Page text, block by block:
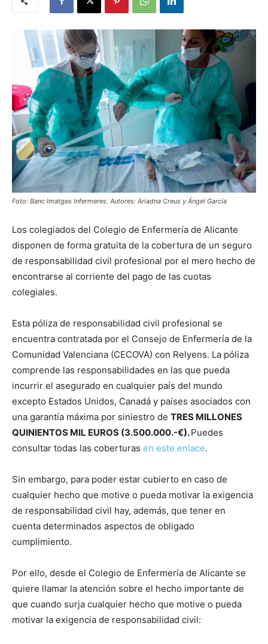
Foto: Banc Imatges Infermeres. Autores: Ariadna Creus y Ángel García
Los colegiados del Colegio de Enfermería de Alicante
disponen de forma gratuita de la cobertura de un seguro
de responsabilidad civil profesional por el mero hecho de
encontrarse al corriente del pago de las cuotas
colegiales.
Esta póliza de responsabilidad civil profesional se
encuentra contratada por el Consejo de Enfermería de la
Comunidad Valenciana (CECOVA) con Relyens. La póliza
comprende las responsabilidades en las que pueda
incurrir el asegurado en cualquier país del mundo
excepto Estados Unidos, Canadá y países asociados con
una garantía máxima por siniestro de TRES MILLONES
QUINIENTOS MIL EUROS (3.500.000.-€).Puedes
consultar todas las coberturas en este enlace.
Sin embargo, para poder estar cubierto en caso de
cualquier hecho que motive o pueda motivar la exigencia
de responsabilidad civil hay, además, que tener en
cuenta determinados aspectos de obligado
cumplimiento.
Por ello, desde el Colegio de Enfermería de Alicante se
quiere llamar la atención sobre el hecho importante de
que cuando surja cualquier hecho que motive o pueda
motivar la exigencia de responsabilidad civil: